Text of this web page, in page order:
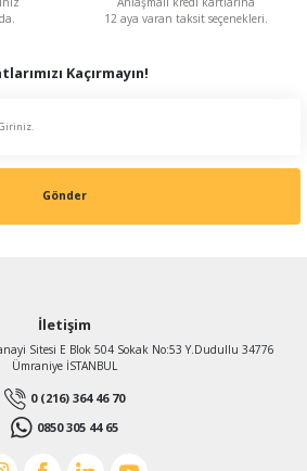
12 aya varan taksit seçenekleri.
Kaçırmayın!
Gönder
İletişim
Sitesi E Blok 504 Sokak No:53 Y.Dudullu 34776
Ümraniye İSTANBUL
0 (216) 364 46 70
0850 305 44 65